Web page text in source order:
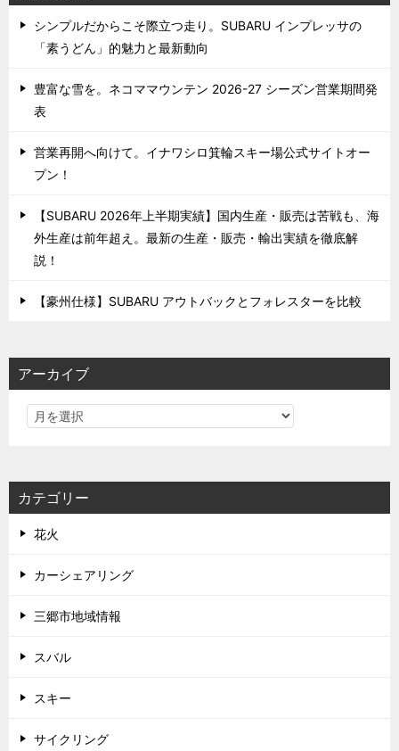
シンプルだからこそ際立つ走り。SUBARU インプレッサの
「素うどん」的魅力と最新動向
豊富な雪を。ネコママウンテン 2026-27 シーズン営業期間発
表
営業再開へ向けて。イナワシロ箕輪スキー場公式サイトオー
プン！
【SUBARU 2026年上半期実績】国内生産・販売は苦戦も、海
外生産は前年超え。最新の生産・販売・輸出実績を徹底解
説！
【豪州仕様】SUBARU アウトバックとフォレスターを比較
アーカイブ
カテゴリー
花火
カーシェアリング
三郷市地域情報
スバル
スキー
サイクリング